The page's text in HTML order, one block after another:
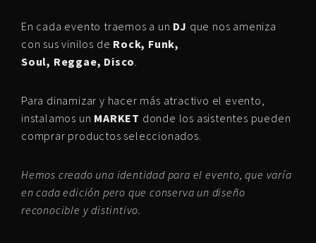
En cada evento traemos a un DJ que nos ameniza
con sus vinilos de Rock, Funk,
Soul, Reggae, Disco.
Para dinamizar y hacer más atractivo el evento,
instalamos un MARKET donde los asistentes pueden
comprar productos seleccionados.
Hemos creado una identidad para el evento,que varía
en cada edición pero que conserva un diseño
reconocible ydistintivo.